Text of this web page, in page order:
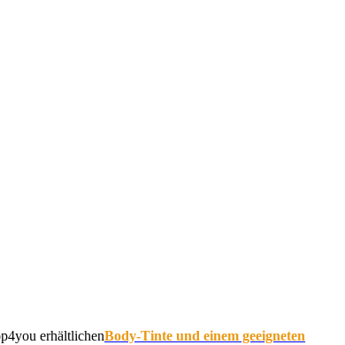
erhältlichenBody-Tinte und einem geeigneten